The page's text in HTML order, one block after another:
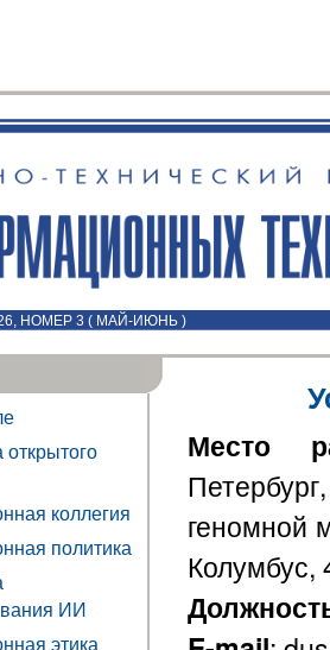
НОМЕР 3 ( МАЙ-ИЮНЬ )
коллегия
политика
ИИ
этика
Место
геномной